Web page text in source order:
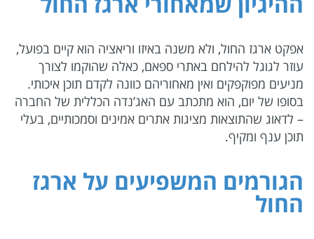
אפקט ארגז החול, ולא משנה באיזו וריאציה הוא קיים בפועל,
עוזר לגוגל להילחם באתרי ספאם, כאלה שהוקמו לצורך
מניעים מפוקפקים ואין מאחוריהם כוונה לקדם תוכן איכותי.
בסופו של יום, הוא מתכתב עם האג’נדה הכללית של החברה
– לדאוג שהתוצאות מציגות אתרים אמינים וסמכותיים, בעלי
תוכן ענף ומקיף.
הגורמים המשפיעים על ארגז
החול